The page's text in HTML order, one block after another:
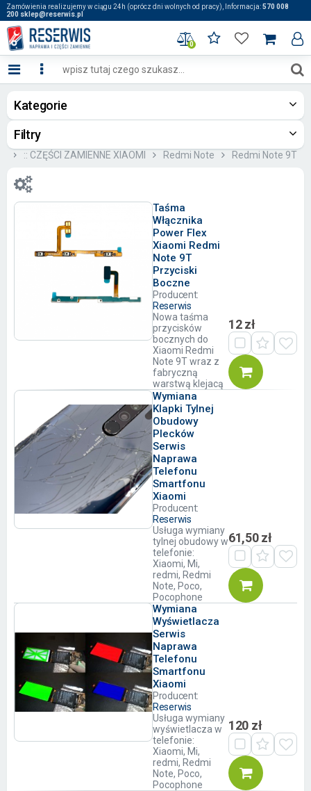
Zamówienia realizujemy w ciągu 24h (oprócz dni wolnych od pracy), Informacja:570 008
200 sklep@reserwis.pl
0
Kategorie
Filtry
:: CZĘŚCI ZAMIENNE XIAOMI Redmi Note Redmi Note 9T
Taśma
Włącznika
Power Flex
Xiaomi Redmi
Note 9T
Przyciski
Boczne
Producent:
Reserwis
Nowa taśma
przycisków
bocznych do
Xiaomi Redmi
Note 9T wraz z
fabryczną
warstwą klejacą
12 zł
Wymiana
Klapki Tylnej
Obudowy
Plecków
Serwis
Naprawa
Telefonu
Smartfonu
Xiaomi
Producent:
Reserwis
Usługa wymiany
tylnej obudowy w
telefonie:
Xiaomi, Mi,
redmi, Redmi
Note, Poco,
Pocophone
61,50 zł
Wymiana
Wyświetlacza
Serwis
Naprawa
Telefonu
Smartfonu
Xiaomi
Producent:
Reserwis
Usługa wymiany
wyświetlacza w
telefonie:
Xiaomi, Mi,
redmi, Redmi
Note, Poco,
Pocophone
120 zł